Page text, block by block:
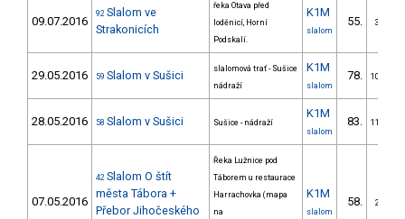
09.07.2016
92 Slalom ve
Strakonicích
řeka Otava před
loděnicí, Horní
Podskalí.
K1M
slalom
55. 3/VS
29.05.2016 59 Slalom v Sušici
slalomová trať - Sušice
nádraží
K1M
slalom
78. 10/VS
28.05.2016 58 Slalom v Sušici Sušice - nádraží
K1M
slalom
83. 11/VS
07.05.2016
42 Slalom O štít
města Tábora +
Přebor Jihočeského
Řeka Lužnice pod
Táborem u restaurace
Harrachovka (mapa
na
K1M
slalom
58. 2/VS